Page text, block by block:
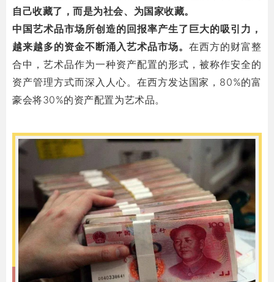
自己收藏了，而是为社会、为国家收藏。
中国艺术品市场所创造的回报率产生了巨大的吸引力，
越来越多的资金不断涌入艺术品市场。在西方的财富整
合中，艺术品作为一种资产配置的形式，被称作安全的
资产管理方式而深入人心。在西方发达国家，80%的富
豪会将30%的资产配置为艺术品。